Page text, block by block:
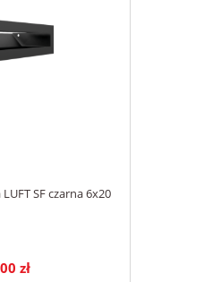
SF czarna 6x20
zł